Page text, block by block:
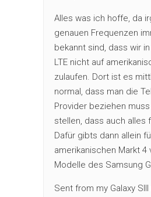
Alles was ich hoffe, da
genauen Frequenzen
bekannt sind, dass wir
LTE nicht auf
zulaufen. Dort ist es
normal, dass man die
Provider beziehen
stellen, dass auch alles
Dafür gibts dann allein
amerikanischen Markt
Modelle des Samsung
Sent from my Galaxy